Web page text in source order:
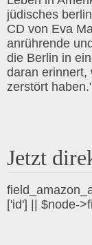
jüdisches
CD von Eva
anrührende
die Berlin in
daran erinnert,
zerstört
Jetzt
['id'] || $node-